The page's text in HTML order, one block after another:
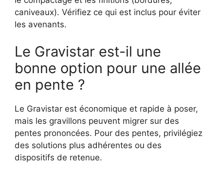
caniveaux). Vérifiez ce qui est inclus pour éviter
les avenants.
Le Gravistar est-il une
bonne option pour une allée
en pente ?
Le Gravistar est économique et rapide à poser,
mais les gravillons peuvent migrer sur des
pentes prononcées. Pour des pentes, privilégiez
des solutions plus adhérentes ou des
dispositifs de retenue.